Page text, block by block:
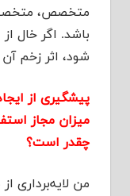
متخصص،
باشد. اگر خال
شود، اثر زخم
پیشگیری از
میزان مجاز
چقدر است؟
من لایه‌برداری